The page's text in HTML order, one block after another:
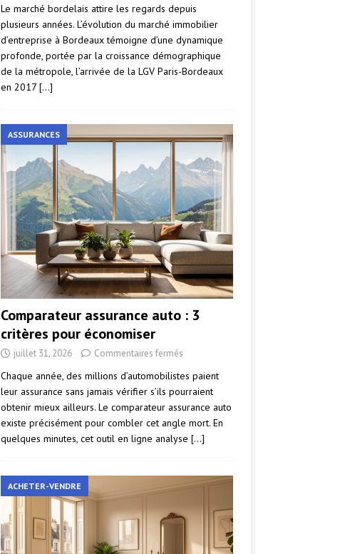
Le marché bordelais attire les regards depuis
plusieurs années. L’évolution du marché immobilier
d’entreprise à Bordeaux témoigne d’une dynamique
profonde, portée par la croissance démographique
de la métropole, l’arrivée de la LGV Paris-Bordeaux
en 2017 […]
ASSURANCES
Comparateur assurance auto : 3
critères pour économiser
juillet 31, 2026 Commentaires fermés
Chaque année, des millions d’automobilistes paient
leur assurance sans jamais vérifier s’ils pourraient
obtenir mieux ailleurs. Le comparateur assurance auto
existe précisément pour combler cet angle mort. En
quelques minutes, cet outil en ligne analyse […]
ACHETER-VENDRE